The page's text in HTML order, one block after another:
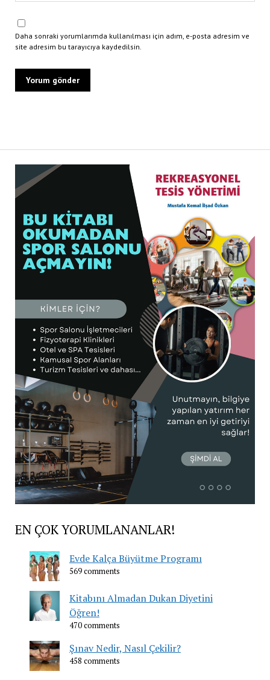
Daha sonraki yorumlarımda kullanılması için adım, e-posta adresim ve
site adresim bu tarayıcıya kaydedilsin.
EN ÇOK YORUMLANANLAR!
Evde Kalça Büyütme Programı
569 comments
Kitabını Almadan Dukan Diyetini
Öğren!
470 comments
Şınav Nedir, Nasıl Çekilir?
458 comments